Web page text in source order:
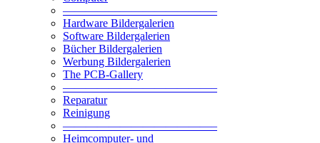
—————————————–
Hardware Bildergalerien
Software Bildergalerien
Bücher Bildergalerien
Werbung Bildergalerien
The PCB-Gallery
—————————————–
Reparatur
Reinigung
—————————————–
Heimcomputer- und